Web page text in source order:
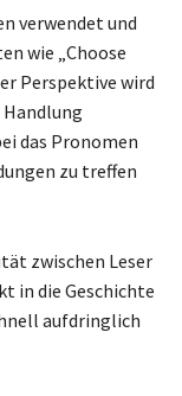
verwendet und
wie „Choose
Perspektive wird
das Pronomen
zu treffen
zwischen Leser
in die Geschichte
aufdringlich